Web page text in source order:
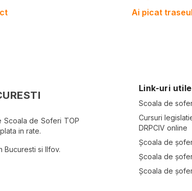
Ai picat
Scoala de Soferi TOP
in rate.
Bucuresti si Ilfov.
Link-uri utile
Scoala de
Cursuri
DRPCIV online
Școala de
Școala de
Școala de